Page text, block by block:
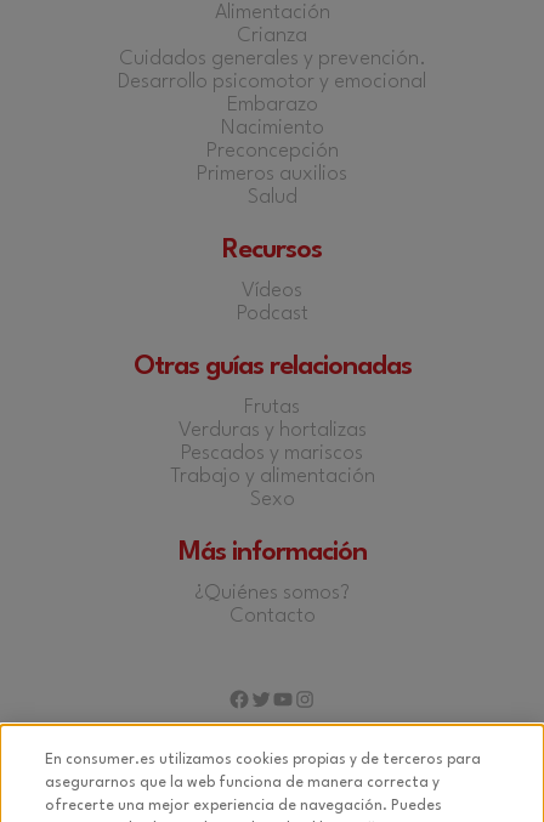
Alimentación
Crianza
Cuidados generales y prevención.
Desarrollo psicomotor y emocional
Embarazo
Nacimiento
Preconcepción
Primeros auxilios
Salud
Recursos
Vídeos
Podcast
Otras guías relacionadas
Frutas
Verduras y hortalizas
Pescados y mariscos
Trabajo y alimentación
Sexo
Más información
¿Quiénes somos?
Contacto
Facebook
Twitter
YouTube
Instagram
© 2026 Fundación EROSKI
En consumer.es utilizamos cookies propias y de terceros para
asegurarnos que la web funciona de manera correcta y
ofrecerte una mejor experiencia de navegación. Puedes